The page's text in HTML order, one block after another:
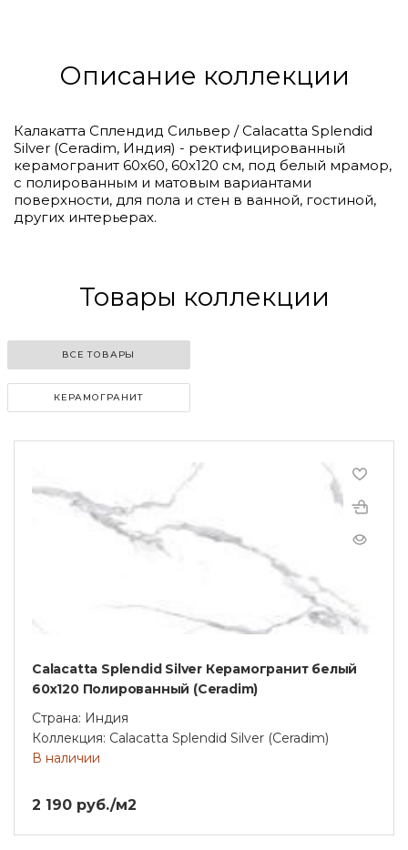
Описание коллекции
Калакатта Сплендид Сильвер / Calacatta Splendid
Silver (Ceradim, Индия) - ректифицированный
керамогранит 60х60, 60х120 см, под белый мрамор,
с полированным и матовым вариантами
поверхности, для пола и стен в ванной, гостиной,
других интерьерах.
Товары коллекции
ВСЕ ТОВАРЫ
КЕРАМОГРАНИТ
Calacatta Splendid Silver Керамогранит белый
60х120 Полированный (Ceradim)
Страна: Индия
Коллекция: Calacatta Splendid Silver (Ceradim)
В наличии
2 190 руб./м2